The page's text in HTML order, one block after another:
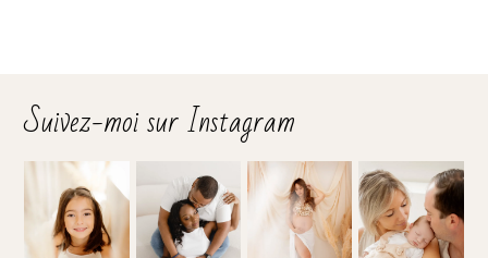
Suivez-moi sur Instagram